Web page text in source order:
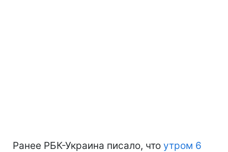
Ранее РБК-Украина писало, что утром 6